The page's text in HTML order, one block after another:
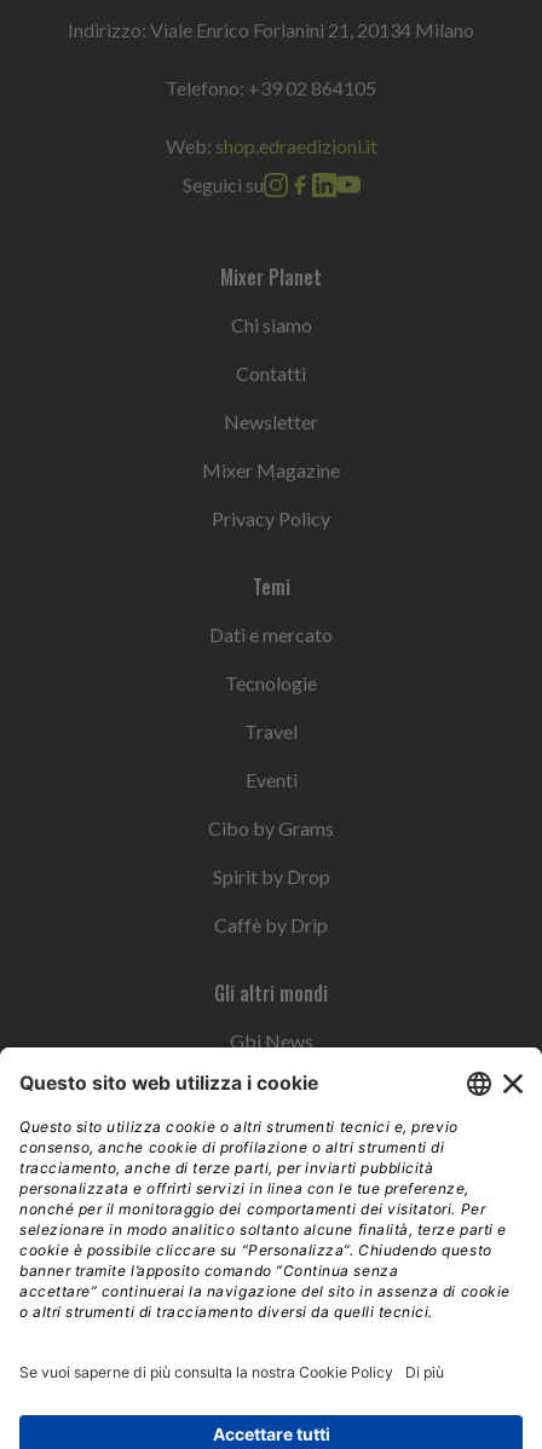
Indirizzo: Viale Enrico Forlanini 21, 20134 Milano
Telefono: +39 02 864105
Web: shop.edraedizioni.it
Seguici su
Mixer Planet
Chi siamo
Contatti
Newsletter
Mixer Magazine
Privacy Policy
Temi
Dati e mercato
Tecnologie
Travel
Eventi
Cibo by Grams
Spirit by Drop
Caffè by Drip
Gli altri mondi
Gbi News
Instoremag
Esplora il gruppo
Edra Edizioni
Edizioni LSWR
LSWR Group
Mixer è un prodotto del network Edra Edizioni. Direzione, amministrazione,